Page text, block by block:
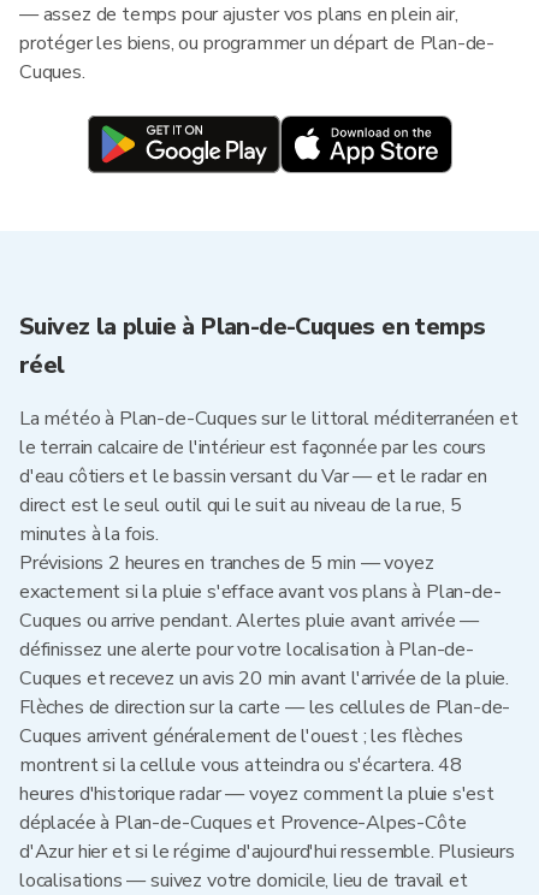
— assez de temps pour ajuster vos plans en plein air,
protéger les biens, ou programmer un départ de Plan-de-
Cuques.
Suivez la pluie à Plan-de-Cuques en temps
réel
La météo à Plan-de-Cuques sur le littoral méditerranéen et
le terrain calcaire de l'intérieur est façonnée par les cours
d'eau côtiers et le bassin versant du Var — et le radar en
direct est le seul outil qui le suit au niveau de la rue, 5
minutes à la fois.
Prévisions 2 heures en tranches de 5 min — voyez
exactement si la pluie s'efface avant vos plans à Plan-de-
Cuques ou arrive pendant. Alertes pluie avant arrivée —
définissez une alerte pour votre localisation à Plan-de-
Cuques et recevez un avis 20 min avant l'arrivée de la pluie.
Flèches de direction sur la carte — les cellules de Plan-de-
Cuques arrivent généralement de l'ouest ; les flèches
montrent si la cellule vous atteindra ou s'écartera. 48
heures d'historique radar — voyez comment la pluie s'est
déplacée à Plan-de-Cuques et Provence-Alpes-Côte
d'Azur hier et si le régime d'aujourd'hui ressemble. Plusieurs
localisations — suivez votre domicile, lieu de travail et